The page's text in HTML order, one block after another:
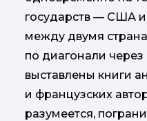
государств — США
между двумя
по диагонали через
выставлены книги
и французских
разумеется,